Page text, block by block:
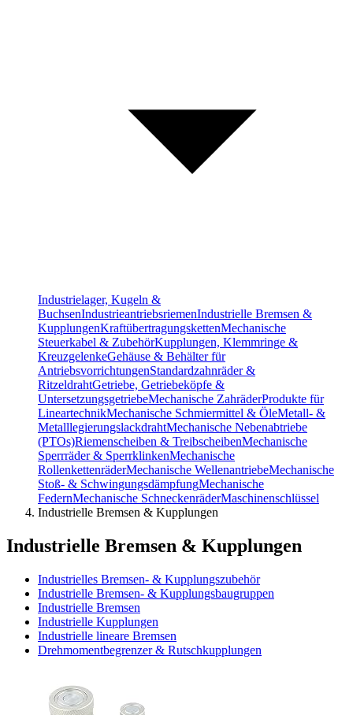
Industrielager, Kugeln &
BuchsenIndustrieantriebsriemenIndustrielle Bremsen &
KupplungenKraftübertragungskettenMechanische
Steuerkabel & ZubehörKupplungen, Klemmringe &
KreuzgelenkeGehäuse & Behälter für
AntriebsvorrichtungenStandardzahnräder &
RitzeldrahtGetriebe, Getriebeköpfe &
UntersetzungsgetriebeMechanische ZahräderProdukte für
LineartechnikMechanische Schmiermittel & ÖleMetall- &
MetalllegierungslackdrahtMechanische Nebenabtriebe
(PTOs)Riemenscheiben & TreibscheibenMechanische
Sperrräder & SperrklinkenMechanische
RollenkettenräderMechanische WellenantriebeMechanische
Stoß- & SchwingungsdämpfungMechanische
FedernMechanische SchneckenräderMaschinenschlüssel
Industrielle Bremsen & Kupplungen
Industrielle Bremsen & Kupplungen
Industrielles Bremsen- & Kupplungszubehör
Industrielle Bremsen- & Kupplungsbaugruppen
Industrielle Bremsen
Industrielle Kupplungen
Industrielle lineare Bremsen
Drehmomentbegrenzer & Rutschkupplungen